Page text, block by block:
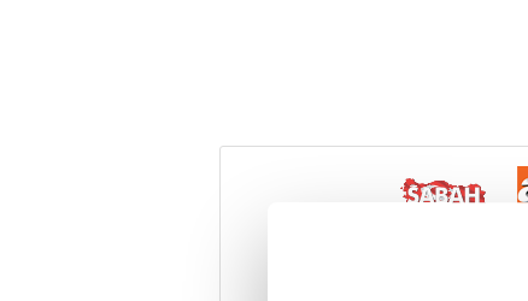
Reddet